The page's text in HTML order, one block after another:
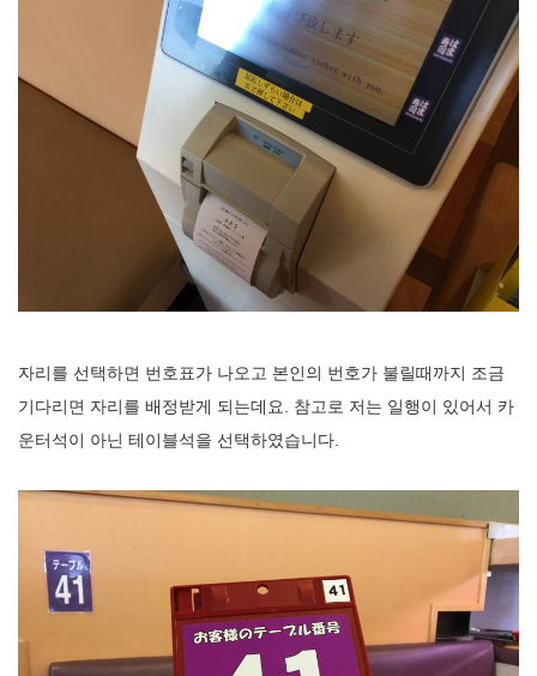
자리를 선택하면 번호표가 나오고 본인의 번호가 불릴때까지 조금
기다리면 자리를 배정받게 되는데요. 참고로 저는 일행이 있어서 카
운터석이 아닌 테이블석을 선택하였습니다.